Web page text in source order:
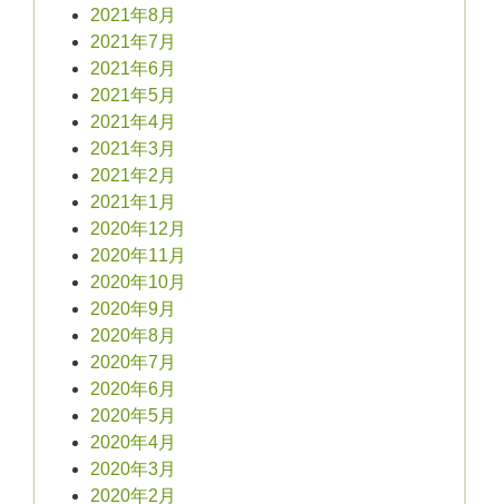
2021年8月
2021年7月
2021年6月
2021年5月
2021年4月
2021年3月
2021年2月
2021年1月
2020年12月
2020年11月
2020年10月
2020年9月
2020年8月
2020年7月
2020年6月
2020年5月
2020年4月
2020年3月
2020年2月